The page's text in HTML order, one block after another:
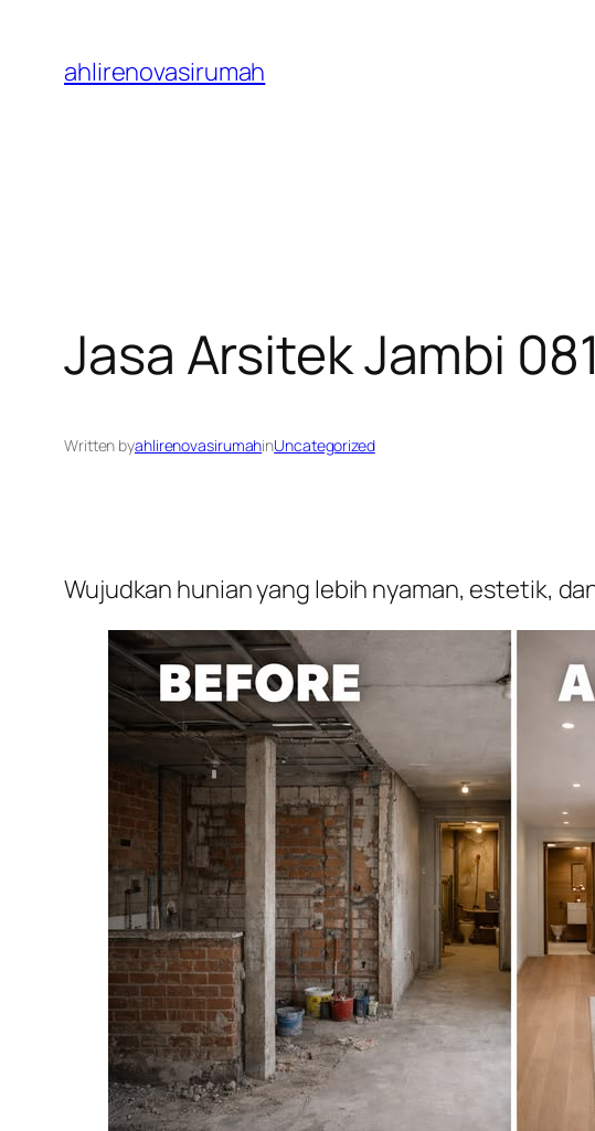
content
ahlirenovasirumah
Jasa Arsitek Jambi
Written byahlirenovasirumahinUncategorized
Wujudkan hunian yang lebih nyaman, estetik,